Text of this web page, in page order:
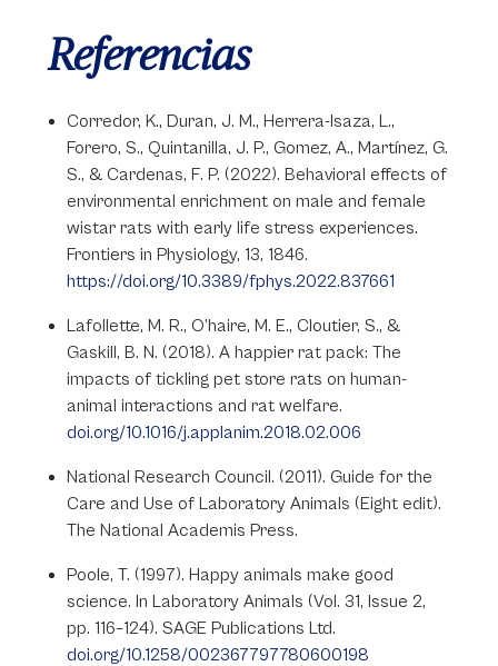
Referencias
Corredor, K., Duran, J. M., Herrera-Isaza, L.,
Forero, S., Quintanilla, J. P., Gomez, A., Martínez, G.
S., & Cardenas, F. P. (2022). Behavioral effects of
environmental enrichment on male and female
wistar rats with early life stress experiences.
Frontiers in Physiology, 13, 1846.
https://doi.org/10.3389/fphys.2022.837661
Lafollette, M. R., O’haire, M. E., Cloutier, S., &
Gaskill, B. N. (2018). A happier rat pack: The
impacts of tickling pet store rats on human-
animal interactions and rat welfare.
doi.org/10.1016/j.applanim.2018.02.006
National Research Council. (2011). Guide for the
Care and Use of Laboratory Animals (Eight edit).
The National Academis Press.
Poole, T. (1997). Happy animals make good
science. In Laboratory Animals (Vol. 31, Issue 2,
pp. 116–124). SAGE Publications Ltd.
doi.org/10.1258/002367797780600198